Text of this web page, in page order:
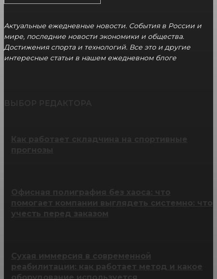
Актуальные ежедневные новости. События в России и
мире, последние новости экономики и общества.
Достижения спорта и технологий. Все это и другие
интересные статьи в нашем ежедневном блоге
помогает компании выглядеть системно: что
учесть перед заказом
Сухая иммерсия в современной
реабилитации: как работает метод и какое